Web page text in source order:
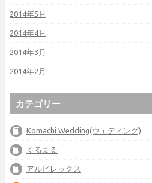
2014年5月
2014年4月
2014年3月
2014年2月
カテゴリー
Komachi Wedding(ウェディング)
くるまる
アルビレックス